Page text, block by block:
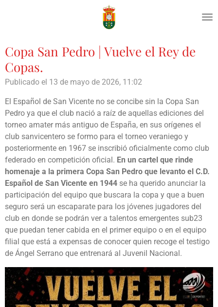
Copa San Pedro | Vuelve el Rey de
Copas.
Publicado el 13 de mayo de 2026, 11:02
El Español de San Vicente no se concibe sin la Copa San
Pedro ya que el club nació a raíz de aquellas ediciones del
torneo amater más antiguo de España, en sus orígenes el
club sanvicentero se formo para el torneo veraniego y
posteriormente en 1967 se inscribió oficialmente como club
federado en competición oficial. En un cartel que rinde
homenaje a la primera Copa San Pedro que levanto el C.D.
Español de San Vicente en 1944 se ha querido anunciar la
participación del equipo que buscara la copa y que a buen
seguro será un escaparate para los jóvenes jugadores del
club en donde se podrán ver a talentos emergentes sub23
que puedan tener cabida en el primer equipo o en el equipo
filial que está a expensas de conocer quien recoge el testigo
de Ángel Serrano que entrenará al Juvenil Nacional.